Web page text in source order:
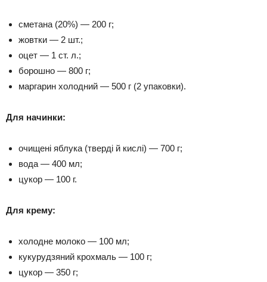
сметана (20%) — 200 г;
жовтки — 2 шт.;
оцет — 1 ст. л.;
борошно — 800 г;
маргарин холодний — 500 г (2 упаковки).
Для начинки:
очищені яблука (тверді й кислі) — 700 г;
вода — 400 мл;
цукор — 100 г.
Для крему:
холодне молоко — 100 мл;
кукурудзяний крохмаль — 100 г;
цукор — 350 г;